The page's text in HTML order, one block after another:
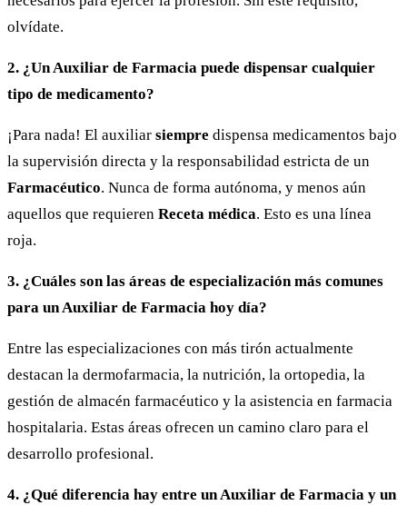
olvídate.
2. ¿Un Auxiliar de Farmacia puede dispensar cualquier
tipo de medicamento?
¡Para nada! El auxiliar siempre dispensa medicamentos bajo
la supervisión directa y la responsabilidad estricta de un
Farmacéutico. Nunca de forma autónoma, y menos aún
aquellos que requieren Receta médica. Esto es una línea
roja.
3. ¿Cuáles son las áreas de especialización más comunes
para un Auxiliar de Farmacia hoy día?
Entre las especializaciones con más tirón actualmente
destacan la dermofarmacia, la nutrición, la ortopedia, la
gestión de almacén farmacéutico y la asistencia en farmacia
hospitalaria. Estas áreas ofrecen un camino claro para el
desarrollo profesional.
4. ¿Qué diferencia hay entre un Auxiliar de Farmacia y un